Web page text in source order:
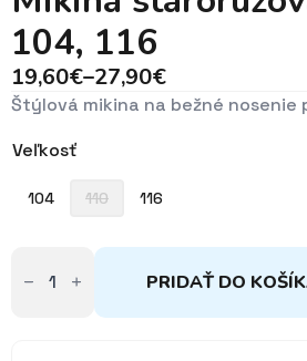
104, 116
19,60€–27,90€
Price
range:
19,60€
27,90€
Štýlová mikina na bežné nosenie
Veľkosť
104 110 116
množstvo
Mikina
staroružová PRIDAŤ DO